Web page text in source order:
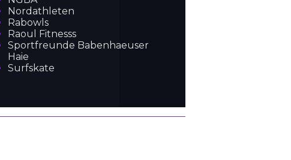
Nordathleten
Rabowls
Raoul Fitnesss
Sportfreunde Babenhaeuser
Haie
Surfskate